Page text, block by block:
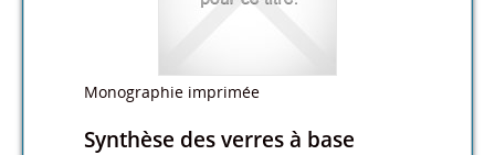
Monographie imprimée
Synthèse des verres à base